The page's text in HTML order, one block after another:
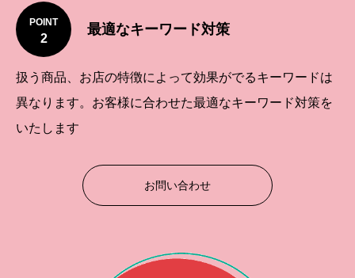
POINT
2
最適なキーワード対策
扱う商品、お店の特徴によって効果がでるキーワードは
異なります。お客様に合わせた最適なキーワード対策を
いたします
お問い合わせ